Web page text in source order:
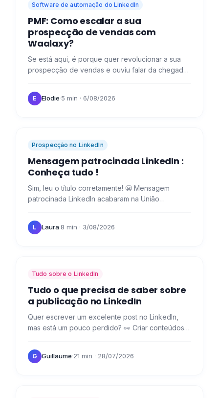
Software de automação do LinkedIn
PMF: Como escalar a sua
prospecção de vendas com
Waalaxy?
Se está aqui, é porque quer revolucionar a sua
prospecção de vendas e ouviu falar da chegada
perguntas mais…
E Elodie·5 min · 6/08/2026
Prospecção no LinkedIn
Mensagem patrocinada LinkedIn :
Conheça tudo !
Sim, leu o título corretamente! 😬 Mensagem
patrocinada LinkedIn acabaram na União
contactar os seus potenciais…
L Laura·8 min · 3/08/2026
Tudo sobre o LinkedIn
Tudo o que precisa de saber sobre
a publicação no LinkedIn
Quer escrever um excelente post no LinkedIn,
mas está um pouco perdido? 👀 Criar conteúdos
sobretudo no que…
G Guillaume·21 min · 28/07/2026